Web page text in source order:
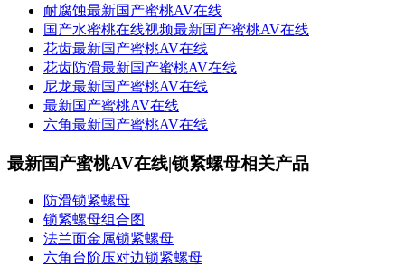
耐腐蚀​最新国产蜜桃AV在线
​国产水蜜桃在线视频最新国产蜜桃AV在线
花齿最新国产蜜桃AV在线
花齿防滑最新国产蜜桃AV在线
尼龙最新国产蜜桃AV在线
​最新国产蜜桃AV在线
六角最新国产蜜桃AV在线
最新国产蜜桃AV在线|锁紧螺母相关产品
防滑锁紧螺母
锁紧螺母组合图
法兰面金属锁紧螺母
六角台阶压对边锁紧螺母